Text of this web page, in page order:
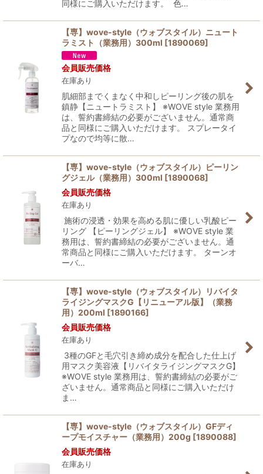
同様にご購入いただけます。 色…
【専】wove-style（ウォブスタイル）ニュート
ラミスト（業務用）300ml [1890069]
会員販売価格
在庫あり
肌細部までくまなく中和しピーリング後の肌を
鎮静【ニュートラミスト】 ※WOVE style 業務用
は、誓約書締結の必要がございません。通常商
品と同様にご購入いただけます。 スプレータイ
プなので均等に散…
【専】wove-style（ウォブスタイル）ピーリン
グジェル（業務用）300ml [1890068]
会員販売価格
在庫あり
施術の浸透・効果を高める肌に優しい乳酸ピー
リング 【ピーリングジェル】 ※WOVE style 業
務用は、誓約書締結の必要がございません。通
常商品と同様にご購入いただけます。 ターンオ
ーバ…
【専】wove-style（ウォブスタイル）リバイタ
ライジングマスクG【リニューアル版】（業務
用）200ml [1890166]
会員販売価格
在庫あり
3種のGFと毛穴引き締め成分を配合した仕上げ
用マスク美容液【リバイタライジングマスクG】
※WOVE style 業務用は、誓約書締結の必要がご
ざいません。通常商品と同様にご購入いただけ
ま…
【専】wove-style（ウォブスタイル）GFディ
ープモイスチャー（業務用）200g [1890088]
会員販売価格
在庫あり